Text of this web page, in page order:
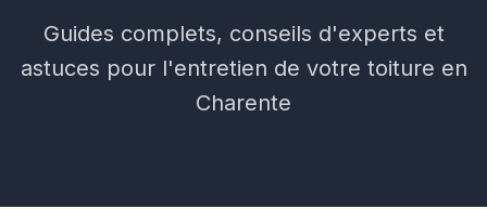
Guides complets, conseils d'experts et
astuces pour l'entretien de votre toiture en
Charente